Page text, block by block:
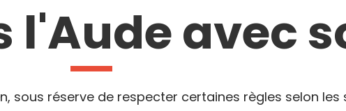
l'Aude avec
sous réserve de respecter certaines règles selon